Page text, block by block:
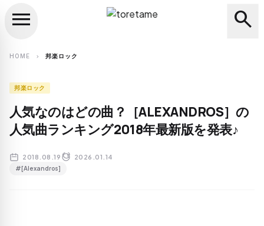
search
menu search
HOME chevron_right 邦楽ロック
邦楽ロック
人気なのはどの曲？［ALEXANDROS］の
人気曲ランキング2018年最新版を発表♪
2018.08.19 2026.01.14
#[Alexandros]